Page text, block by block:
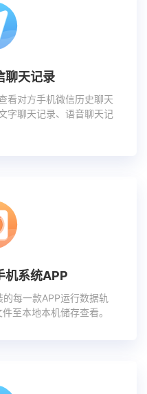
聊天记录
看对方手机微信历史聊天
字聊天记录、语音聊天记
机系统APP
每一款APP运行数据轨
至本地本机储存查看。